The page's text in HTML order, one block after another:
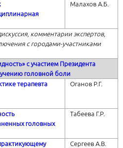
Малахов А.Б.
комментарии экспертов,
с городами-участниками
с участием Президента
головной боли
терапевта Оганов Р.Г.
головных
Табеева Г.Р.
Сергеев А.В.